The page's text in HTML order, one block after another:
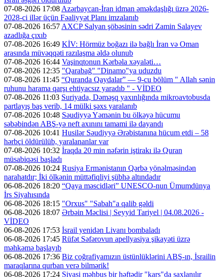
07-08-2026 17:08Azərbaycan-İran idman əməkdaşlığı üzrə 2026-
2028-ci illər üçün Fəaliyyət Planı imzalanıb
07-08-2026 16:57AXCP Salyan şöbəsinin sədri Zamin Salayev
azadlığa çıxıb
07-08-2026 16:49 KİV: Hörmüz boğazı ilə bağlı İran və Oman
arasında müvəqqəti razılaşma əldə olunub
07-08-2026 16:44 Vaşinqtonun Kərbəla xəyaləti…
07-08-2026 12:35 "Qarabağ" "Dinamo"ya uduzdu
07-08-2026 11:45 “Quranda Qaydalar” — 9-cu bölüm " Allah sənin
ruhunu harama qarşı ehtiyacsız yaradıb " - VİDEO
07-08-2026 11:03 Suriyada, Dəməşq yaxınlığında mikroavtobusda
partlayış baş verib, 14 mülki şəxs yaralanıb
07-08-2026 10:48 Səudiyyə Yəmənin bu ölkəyə hücumu
səbəbindən ABŞ-yə neft axınını tamami ilə dayandı
07-08-2026 10:41 Husilər Səudiyyə Ərəbistanına hücum etdi – 58
hərbçi öldürülüb, yaralananlar var
07-08-2026 10:32 İraqda 20 min nəfərin iştirakı ilə Quran
müsabiqəsi başladı
07-08-2026 10:24 Rusiya Ermənistanın Qərbə yönəlməsindən
narahatdır; İki ölkənin müttəfiqliyi şübhə altındadır
06-08-2026 18:20 “Qaya məscidləri” UNESCO-nun Ümumdünya
İrs Siyahısında
06-08-2026 18:15 "Orxus" "Sabah"a qalib gəldi
06-08-2026 18:07 Ərbəin Məclisi | Seyyid Tariyel | 04.08.2026 -
VİDEO
06-08-2026 17:53 İsrail yenidən Livanı bombaladı
06-08-2026 17:45 Rüfət Səfərovun apellyasiya şikayəti üzrə
məhkəmə başlayıb
06-08-2026 17:36 Biz coğrafiyamızın üstünlüklərini ABŞ-ın, İsrailin
maraqlarına qurban verə bilmərik!
06-08-2026 17:24 Siyasi məhbus bir həftədir "kars"da saxlanılır